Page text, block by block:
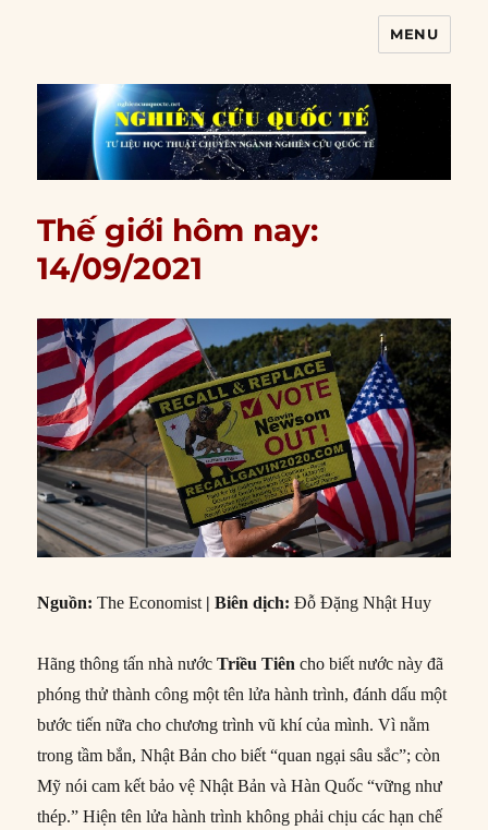
MENU
Thế giới hôm nay:
14/09/2021
Nguồn: The Economist |Biên dịch: Đỗ Đặng Nhật Huy
Hãng thông tấn nhà nướcTriều Tiên cho biết nước này đã
phóng thử thành công một tên lửa hành trình, đánh dấu một
bước tiến nữa cho chương trình vũ khí của mình. Vì nằm
trong tầm bắn, Nhật Bản cho biết “quan ngại sâu sắc”; còn
Mỹ nói cam kết bảo vệ Nhật Bản và Hàn Quốc “vững như
thép.” Hiện tên lửa hành trình không phải chịu các hạn chế